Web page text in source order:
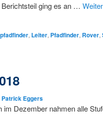
ging es an …
, Leiter, Pfadfinder, Rover,
Patrick Eggers
im Dezember nahmen alle